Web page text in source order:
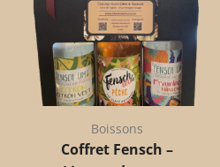
Boissons
Coffret Fensch –